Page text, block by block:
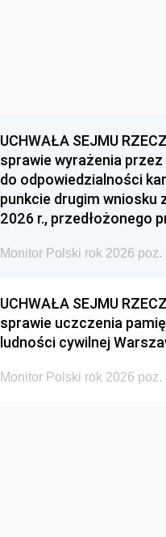
UCHWAŁA SEJMU
sprawie wyrażenia
do odpowiedzialności
punkcie drugim wniosku
2026 r., przedłożonego
Monitor Polski rok 2026 poz.
UCHWAŁA SEJMU
sprawie uczczenia
ludności cywilnej
Monitor Polski rok 2026 poz.